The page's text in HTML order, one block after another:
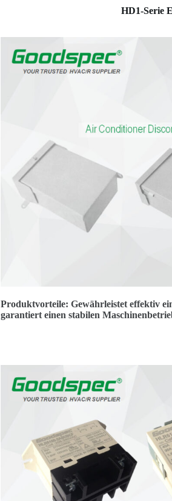
HD1-Serie
Produktvorteile: Gewährleistet effektiv
garantiert einen stabilen